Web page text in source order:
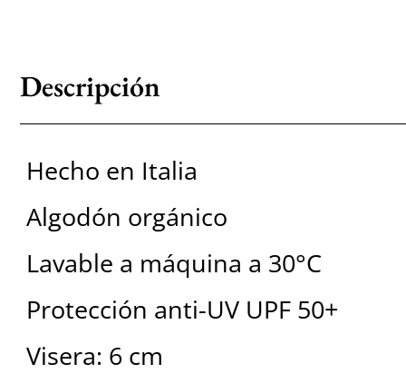
Descripción
Hecho en Italia
Algodón orgánico
Lavable a máquina a 30°C
Protección anti-UV UPF 50+
Visera: 6 cm